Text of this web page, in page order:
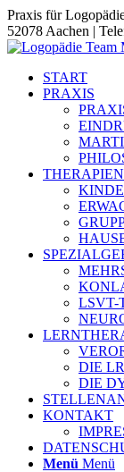
Praxis für
52078 Aachen |
START
PRAXIS
THERAPIEN
LSVT-
DIE
DIE
KONTAKT
Menü Menü